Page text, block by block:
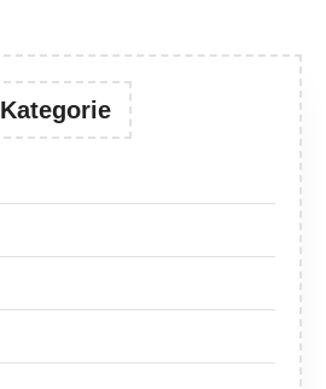
Kategorie